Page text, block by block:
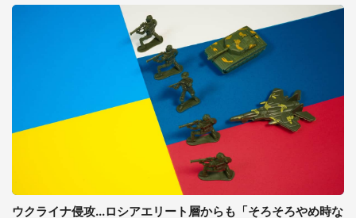
ウクライナ侵攻...ロシアエリート層からも「そろそろやめ時な